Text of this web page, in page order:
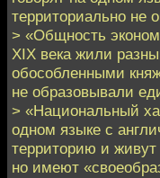
территориально не
> «Общность
XIX века жили
обособленными
не образовывали
> «Национальный
одном языке с
территорию и
но имеют